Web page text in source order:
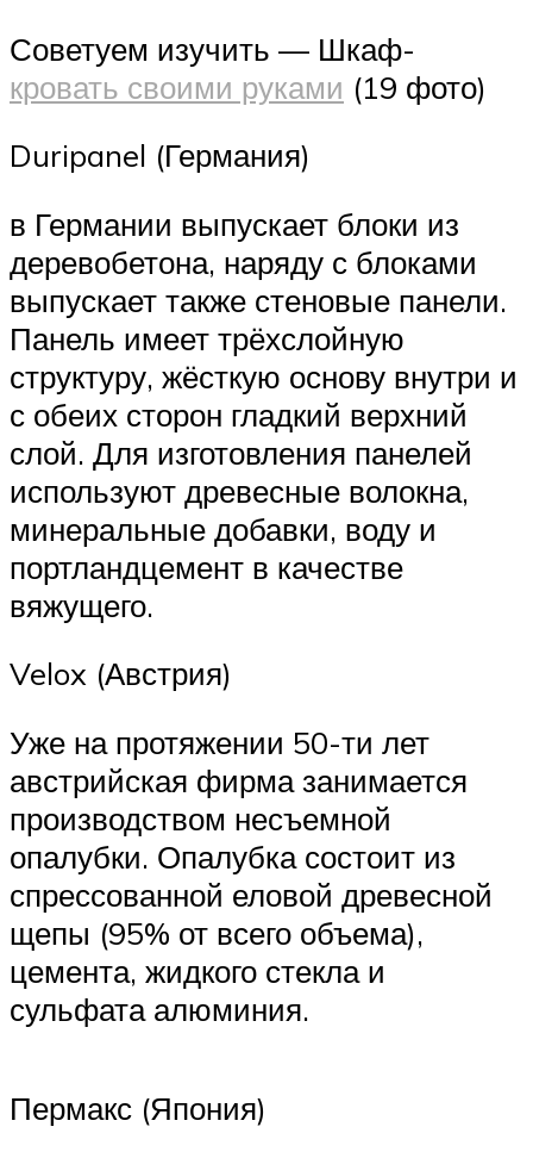
Советуем изучить — Шкаф-
кровать своими руками (19 фото)
Duripanel (Германия)
в Германии выпускает блоки из
деревобетона, наряду с блоками
выпускает также стеновые панели.
Панель имеет трёхслойную
структуру, жёсткую основу внутри и
с обеих сторон гладкий верхний
слой. Для изготовления панелей
используют древесные волокна,
минеральные добавки, воду и
портландцемент в качестве
вяжущего.
Velox (Австрия)
Уже на протяжении 50-ти лет
австрийская фирма занимается
производством несъемной
опалубки. Опалубка состоит из
спрессованной еловой древесной
щепы (95% от всего объема),
цемента, жидкого стекла и
сульфата алюминия.
Пермакс (Япония)